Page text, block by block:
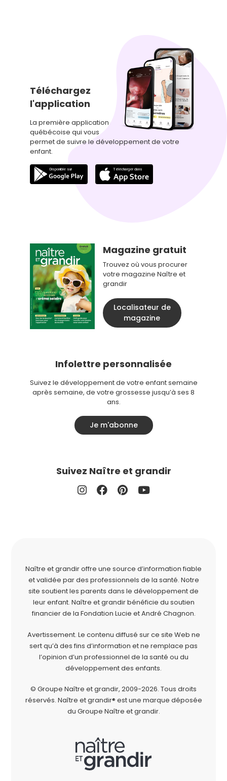
Téléchargez
l'application
La première application
québécoise qui vous
permet de suivre le développement de votre
enfant.
Magazine gratuit
Trouvez où vous procurer
votre magazine Naître et
grandir
Localisateur de
magazine
Infolettre personnalisée
Suivez le développement de votre enfant semaine
après semaine, de votre grossesse jusqu’à ses 8
ans.
Je m'abonne
Suivez Naître et grandir
Naître et grandir offre une source d’information fiable
et validée par des professionnels de la santé. Notre
site soutient les parents dans le développement de
leur enfant. Naître et grandir bénéficie du soutien
financier de la Fondation Lucie et André Chagnon.
Avertissement. Le contenu diffusé sur ce site Web ne
sert qu’à des fins d’information et ne remplace pas
l’opinion d’un professionnel de la santé ou du
développement des enfants.
© Groupe Naître et grandir, 2009-2026. Tous droits
réservés. Naître et grandir® est une marque déposée
du Groupe Naître et grandir.